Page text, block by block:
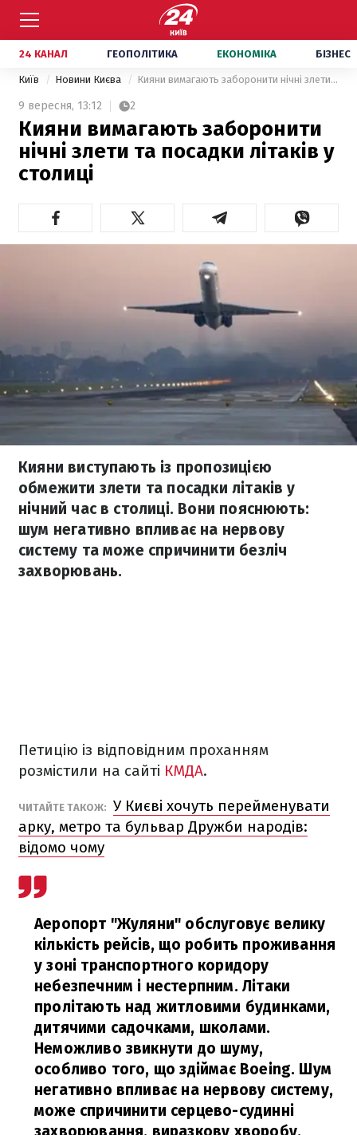
24 КАНАЛ ГЕОПОЛІТИКА ЕКОНОМІКА БІЗНЕС
Київ Новини Києва Кияни вимагають заборонити нічні злети та посадки літаків у столиці
9 вересня, 13:12 2
Кияни вимагають заборонити
нічні злети та посадки літаків у
столиці
Кияни виступають із пропозицією
обмежити злети та посадки літаків у
нічний час в столиці. Вони пояснюють:
шум негативно впливає на нервову
систему та може спричинити безліч
захворювань.
Петицію із відповідним проханням
розмістили на сайті КМДА.
ЧИТАЙТЕ ТАКОЖ: У Києві хочуть перейменувати
арку, метро та бульвар Дружби народів:
відомо чому
Аеропорт "Жуляни" обслуговує велику
кількість рейсів, що робить проживання
у зоні транспортного коридору
небезпечним і нестерпним. Літаки
пролітають над житловими будинками,
дитячими садочками, школами.
Неможливо звикнути до шуму,
особливо того, що здіймає Boeing. Шум
негативно впливає на нервову систему,
може спричинити серцево-судинні